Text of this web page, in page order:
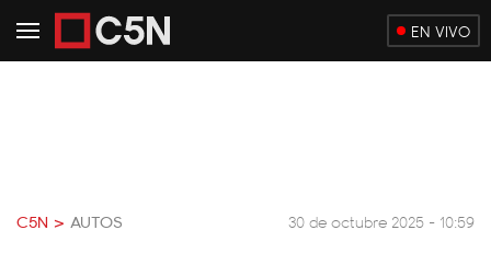
EN VIVO
C5N > AUTOS 30 de octubre 2025 - 10:59